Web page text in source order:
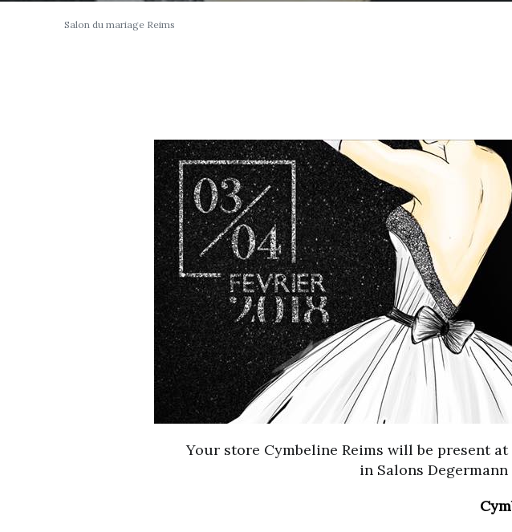
Salon du mariage Reims
Your store Cymbeline Reims will be present at
in Salons